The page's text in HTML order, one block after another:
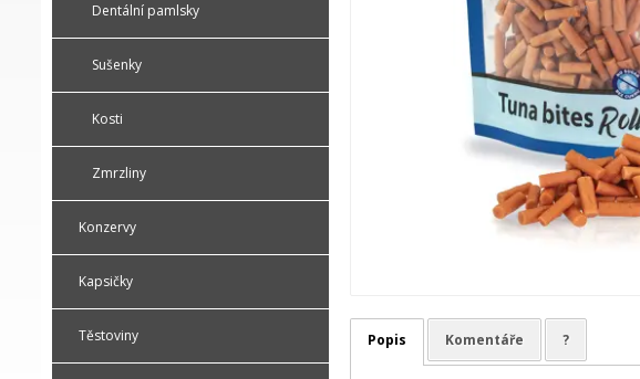
Dentální pamlsky
Sušenky
Kosti
Zmrzliny
Konzervy
Kapsičky
Těstoviny Popis Komentáře ?